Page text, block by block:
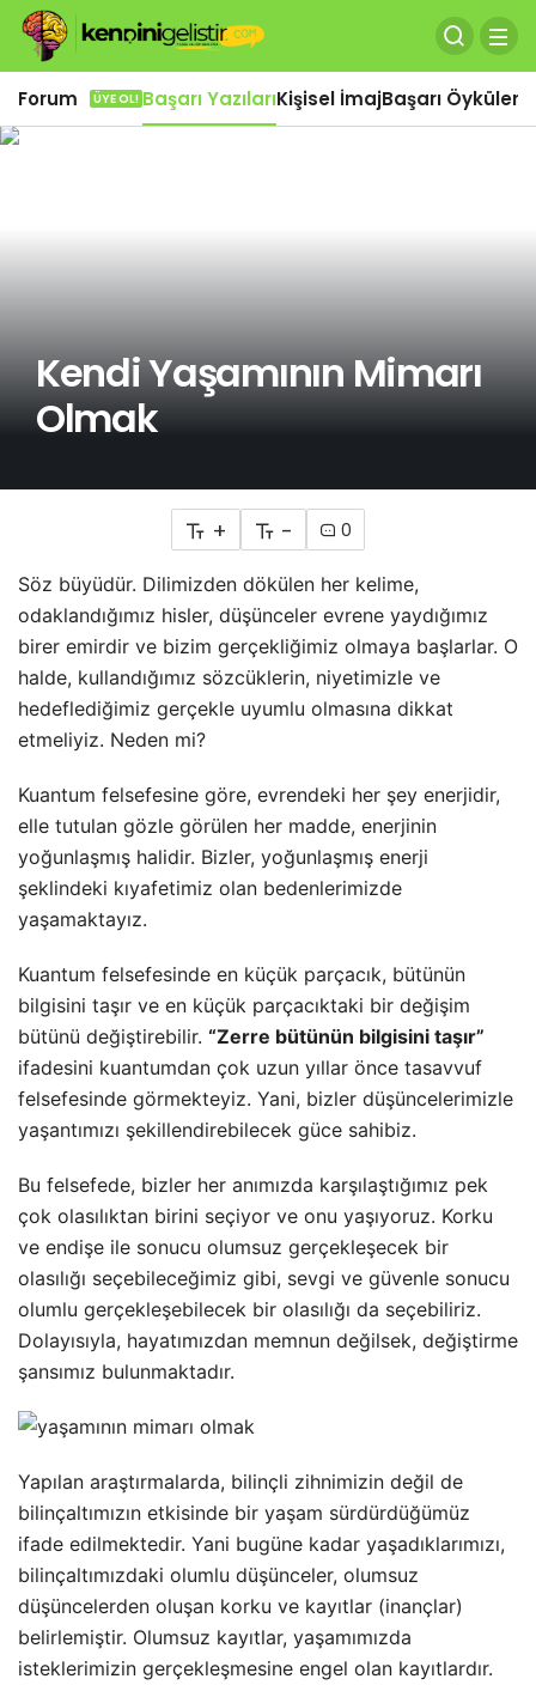
Forum ÜYE OL! Başarı YazılarıKişisel İmajBaşarı Öyküleri
Kendi Yaşamının Mimarı
Olmak
+ - 0
Söz büyüdür. Dilimizden dökülen her kelime,
odaklandığımız hisler, düşünceler evrene yaydığımız
birer emirdir ve bizim gerçekliğimiz olmaya başlarlar. O
halde, kullandığımız sözcüklerin, niyetimizle ve
hedeflediğimiz gerçekle uyumlu olmasına dikkat
etmeliyiz. Neden mi?
Kuantum felsefesine göre, evrendeki her şey enerjidir,
elle tutulan gözle görülen her madde, enerjinin
yoğunlaşmış halidir. Bizler, yoğunlaşmış enerji
şeklindeki kıyafetimiz olan bedenlerimizde
yaşamaktayız.
Kuantum felsefesinde en küçük parçacık, bütünün
bilgisini taşır ve en küçük parçacıktaki bir değişim
bütünü değiştirebilir. “Zerre bütünün bilgisini taşır”
ifadesini kuantumdan çok uzun yıllar önce tasavvuf
felsefesinde görmekteyiz. Yani, bizler düşüncelerimizle
yaşantımızı şekillendirebilecek güce sahibiz.
Bu felsefede, bizler her anımızda karşılaştığımız pek
çok olasılıktan birini seçiyor ve onu yaşıyoruz. Korku
ve endişe ile sonucu olumsuz gerçekleşecek bir
olasılığı seçebileceğimiz gibi, sevgi ve güvenle sonucu
olumlu gerçekleşebilecek bir olasılığı da seçebiliriz.
Dolayısıyla, hayatımızdan memnun değilsek, değiştirme
şansımız bulunmaktadır.
Yapılan araştırmalarda, bilinçli zihnimizin değil de
bilinçaltımızın etkisinde bir yaşam sürdürdüğümüz
ifade edilmektedir. Yani bugüne kadar yaşadıklarımızı,
bilinçaltımızdaki olumlu düşünceler, olumsuz
düşüncelerden oluşan korku ve kayıtlar (inançlar)
belirlemiştir. Olumsuz kayıtlar, yaşamımızda
isteklerimizin gerçekleşmesine engel olan kayıtlardır.